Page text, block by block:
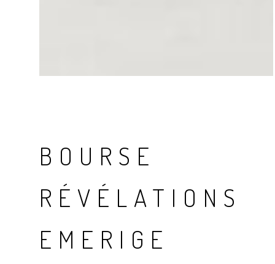
BOURSE
RÉVÉLATIONS
EMERIGE